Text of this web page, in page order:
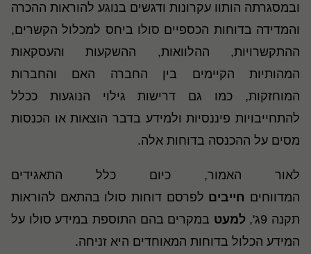
ובמסגרתה הותוו עקרונות ודגשים בנוגע להוראות ההכרה
והמדידה בדוחות הכספיים סולו ביחס למכלול הקשרים,
ההתקשרויות, ההלוואות, ההשקעות והעסקאות
המהותיות הקיימים בין החברה האם והחברות
המוחזקות, כמו גם דרישות גילוי הנוגעות ככלל
להתחייבויות פיננסיות ולמידע בדבר הוצאות או הכנסות
מסים על ההכנסה בדוחות אלה.
לאור האמור, כיום כלל התאגידים
המדווחים חייבים לפרסם דוחות סולו בהתאם להוראות
תקנה 9ג',
למעט במקרים בהם התוספת במידע סולו על
המידע הכלול בדוחות המאוחדים היא זניחה.